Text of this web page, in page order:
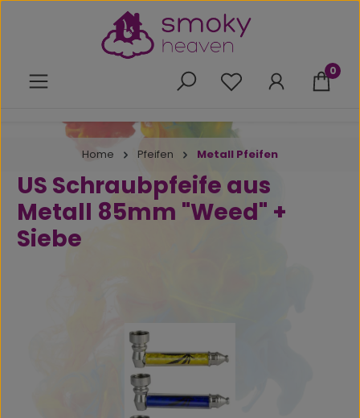
Zum Hauptinhalt springen
Du hast 0 Produkte
0
Home Pfeifen Metall Pfeifen
US Schraubpfeife aus
Metall 85mm "Weed" +
Siebe
Bildergalerie überspringen